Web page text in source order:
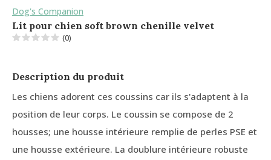
Dog's Companion
Lit pour chien soft brown chenille velvet
(0)
Description du produit
Les chiens adorent ces coussins car ils s'adaptent à la
position de leur corps. Le coussin se compose de 2
housses; une housse intérieure remplie de perles PSE et
une housse extérieure. La doublure intérieure robuste